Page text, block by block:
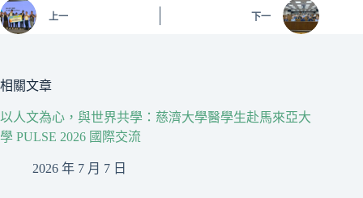
上一 下一
相關文章
以人文為心，與世界共學：慈濟大學醫學生赴馬來亞大
學 PULSE 2026 國際交流
2026 年 7 月 7 日